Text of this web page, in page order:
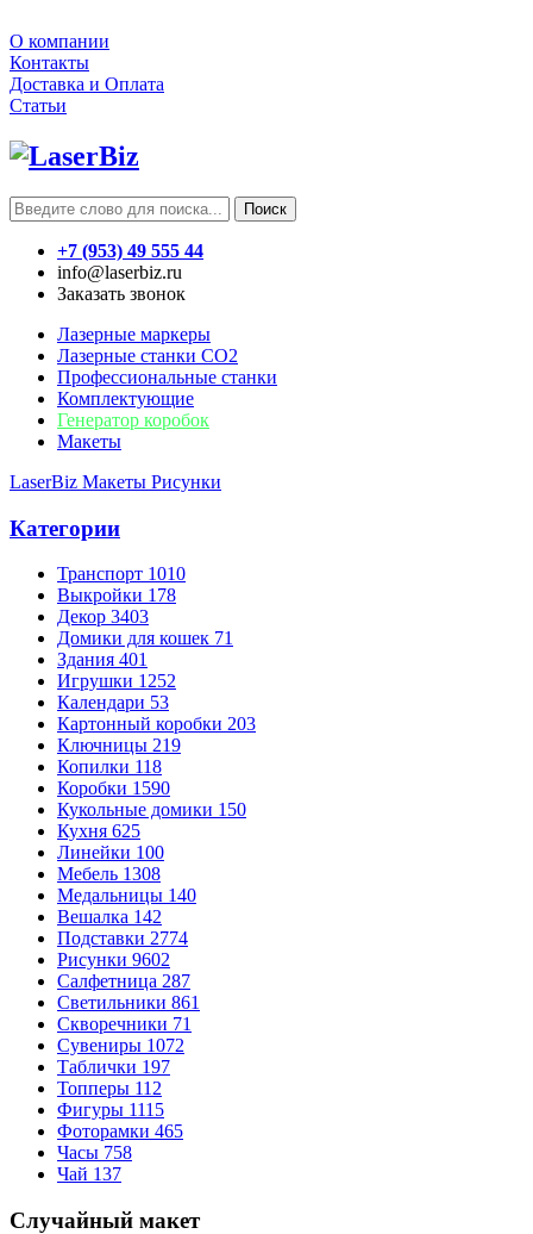
О компании
Контакты
Доставка и Оплата
Статьи
Поиск
+7 (953) 49 555 44
info@laserbiz.ru
Заказать звонок
Лазерные маркеры
Лазерные станки CO2
Профессиональные станки
Комплектующие
Генератор коробок
Макеты
LaserBiz Макеты Рисунки
Категории
Транспорт 1010
Выкройки 178
Декор 3403
Домики для кошек 71
Здания 401
Игрушки 1252
Календари 53
Картонный коробки 203
Ключницы 219
Копилки 118
Коробки 1590
Кукольные домики 150
Кухня 625
Линейки 100
Мебель 1308
Медальницы 140
Вешалка 142
Подставки 2774
Рисунки 9602
Салфетница 287
Светильники 861
Скворечники 71
Сувениры 1072
Таблички 197
Топперы 112
Фигуры 1115
Фоторамки 465
Часы 758
Чай 137
Случайный макет